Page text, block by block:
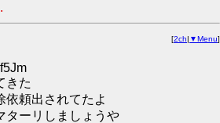
[2ch| ▼Menu]
きた
依頼出されてたよ
ターリしましょうや